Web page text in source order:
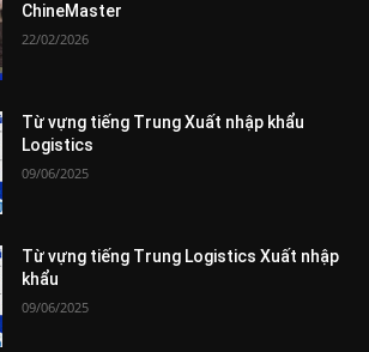
ChineMaster
22/02/2026
Từ vựng tiếng Trung Xuất nhập khẩu
Logistics
09/06/2025
Từ vựng tiếng Trung Logistics Xuất nhập
khẩu
09/06/2025